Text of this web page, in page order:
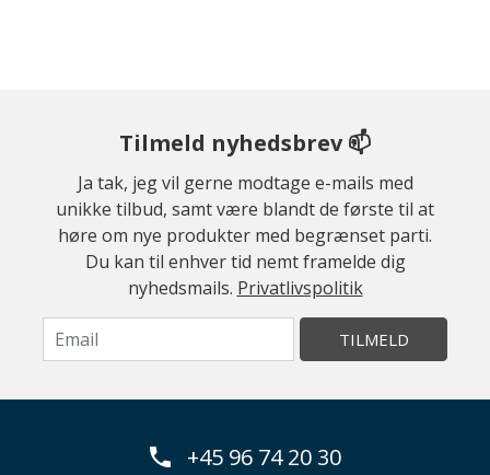
Tilmeld nyhedsbrev 📫
Ja tak, jeg vil gerne modtage e-mails med
unikke tilbud, samt være blandt de første til at
høre om nye produkter med begrænset parti.
Du kan til enhver tid nemt framelde dig
nyhedsmails. Privatlivspolitik
TILMELD
+45 96 74 20 30